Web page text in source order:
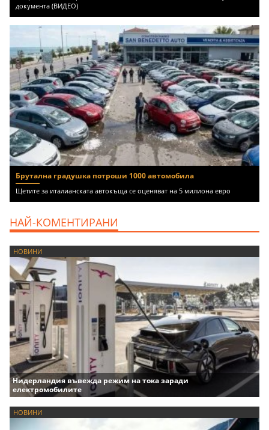
документа (ВИДЕО)
Брутална градушка потроши 1000 автомобила
Щетите за италианската автокъща се оценяват на 5 милиона евро
НАЙ-КОМЕНТИРАНИ
НОВИНИ
Нидерландия въвежда режим на тока заради
електромобилите
НОВИНИ